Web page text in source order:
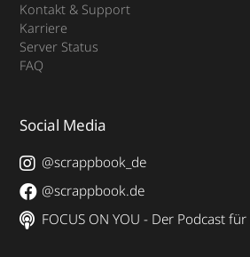
Kontakt & Support
Karriere
Server Status
FAQ
Social Media
@scrappbook_de
@scrappbook.de
FOCUS ON YOU - Der Podcast